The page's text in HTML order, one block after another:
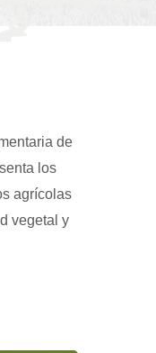
de
los
agrícolas
vegetal y